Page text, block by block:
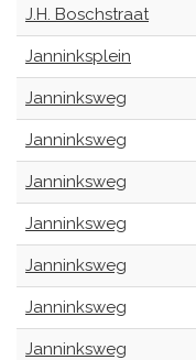
J.H. Boschstraat
Janninksplein
Janninksweg
Janninksweg
Janninksweg
Janninksweg
Janninksweg
Janninksweg
Janninksweg